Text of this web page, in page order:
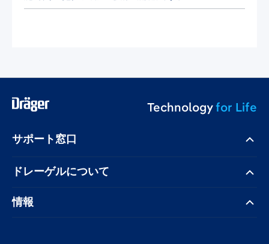
Technologyfor Life
サポート窓口
ドレーゲル​について
情報